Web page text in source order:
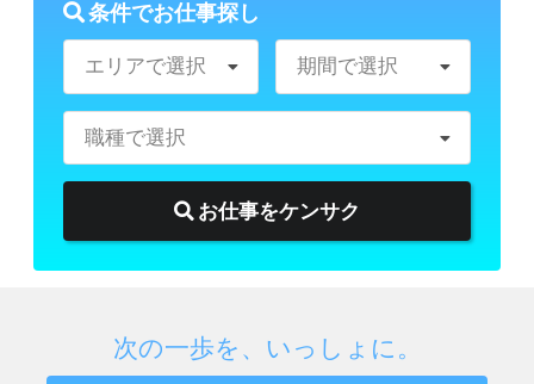
条件でお仕事探し
エリアで選択 期間で選択
職種で選択
お仕事をケンサク
次の一歩を、いっしょに。